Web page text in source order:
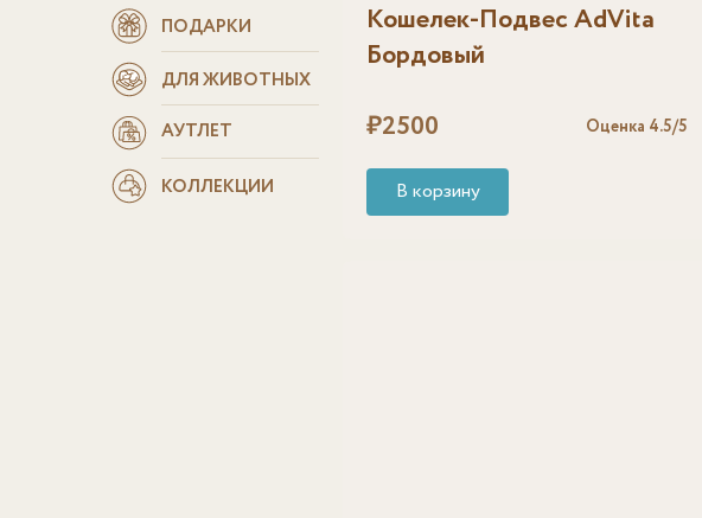
ПОДАРКИ
ДЛЯ ЖИВОТНЫХ
АУТЛЕТ
КОЛЛЕКЦИИ
Кошелек-Подвес AdVita
Бордовый
₽2500 Оценка 4.5/5
В корзину